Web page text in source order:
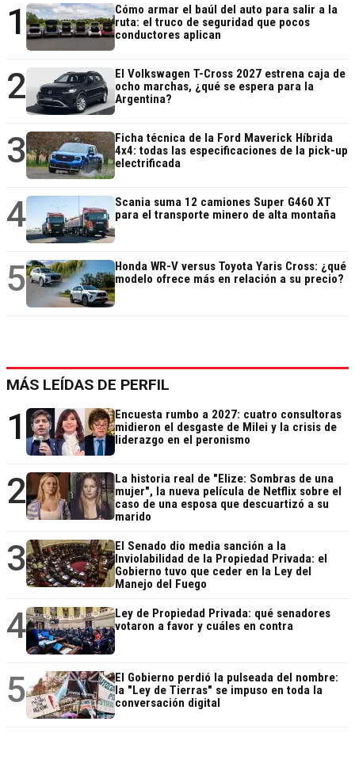
1
Cómo armar el baúl del auto para salir a la
ruta: el truco de seguridad que pocos
conductores aplican
2
El Volkswagen T-Cross 2027 estrena caja de
ocho marchas, ¿qué se espera para la
Argentina?
3
Ficha técnica de la Ford Maverick Híbrida
4x4: todas las especificaciones de la pick-up
electrificada
4
Scania suma 12 camiones Super G460 XT
para el transporte minero de alta montaña
5
Honda WR-V versus Toyota Yaris Cross: ¿qué
modelo ofrece más en relación a su precio?
MÁS LEÍDAS DE PERFIL
1
Encuesta rumbo a 2027: cuatro consultoras
midieron el desgaste de Milei y la crisis de
liderazgo en el peronismo
2
La historia real de "Elize: Sombras de una
mujer", la nueva película de Netflix sobre el
caso de una esposa que descuartizó a su
marido
3
El Senado dio media sanción a la
Inviolabilidad de la Propiedad Privada: el
Gobierno tuvo que ceder en la Ley del
Manejo del Fuego
4
Ley de Propiedad Privada: qué senadores
votaron a favor y cuáles en contra
5
El Gobierno perdió la pulseada del nombre:
la "Ley de Tierras" se impuso en toda la
conversación digital